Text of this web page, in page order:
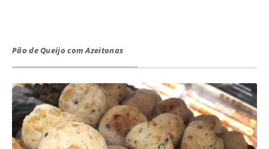
Pão de Queijo com Azeitonas